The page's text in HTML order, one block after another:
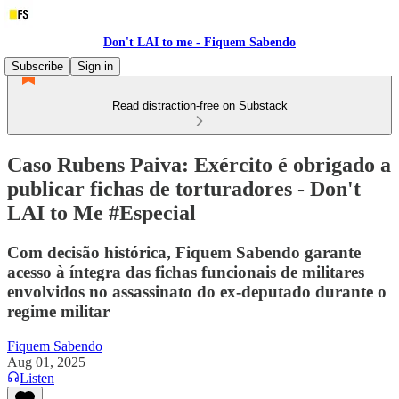
Don't LAI to me - Fiquem Sabendo
Subscribe
Sign in
Read distraction-free on Substack
Caso Rubens Paiva: Exército é obrigado a
publicar fichas de torturadores - Don't
LAI to Me #Especial
Com decisão histórica, Fiquem Sabendo garante
acesso à íntegra das fichas funcionais de militares
envolvidos no assassinato do ex-deputado durante o
regime militar
Fiquem Sabendo
Aug 01, 2025
Listen